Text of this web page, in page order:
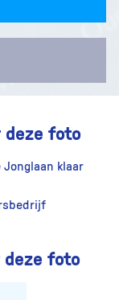
foto
Jonglaan klaar
foto